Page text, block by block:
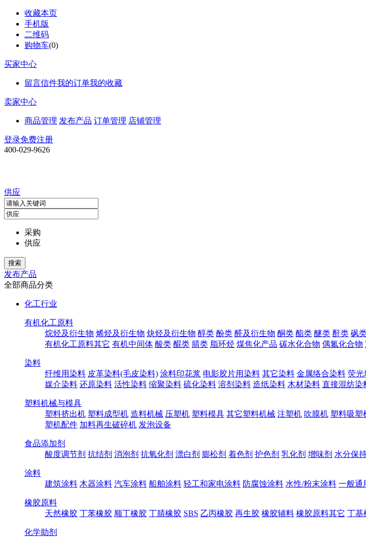
收藏本页
手机版
二维码
购物车(0)
买家中心
留言信件我的订单我的收藏
卖家中心
商品管理 发布产品 订单管理 店铺管理
登录免费注册
400-029-9626
供应
采购
供应
发布产品
全部商品分类
化工行业
有机化工原料
烷烃及衍生物 烯烃及衍生物 炔烃及衍生物 醇类 酚类 醛及衍生物 酮类 酯类 醚类 酐类 砜
有机化工原料其它 有机中间体 酸类 醌类 腈类 脂环烃 煤焦化产品 碳水化合物 偶氮化合物
染料
纤维用染料 皮革染料(毛皮染料) 涂料印花浆 电影胶片用染料 其它染料 金属络合染料 荧光
媒介染料 还原染料 活性染料 缩聚染料 硫化染料 溶剂染料 造纸染料 木材染料 直接混纺染
塑料机械与模具
塑料挤出机 塑料成型机 造料机械 压塑机 塑料模具 其它塑料机械 注塑机 吹膜机 塑料吸塑
塑机配件 加料再生破碎机 发泡设备
食品添加剂
酸度调节剂 抗结剂 消泡剂 抗氧化剂 漂白剂 膨松剂 着色剂 护色剂 乳化剂 增味剂 水分保
涂料
建筑涂料 木器涂料 汽车涂料 船舶涂料 轻工和家电涂料 防腐蚀涂料 水性/粉末涂料 一般通
橡胶原料
天然橡胶 丁苯橡胶 顺丁橡胶 丁腈橡胶 SBS 乙丙橡胶 再生胶 橡胶辅料 橡胶原料其它 丁基
化学助剂